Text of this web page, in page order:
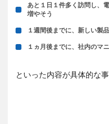
あと１日１件多く訪問し、
増やそう
１週間後までに、新しい製
１ヵ月後までに、社内のマ
といった内容が具体的な事